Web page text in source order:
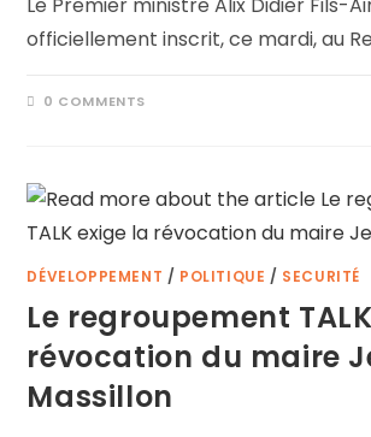
officiellement inscrit, ce mardi, au
0 COMMENTS
DÉVELOPPEMENT / POLITIQUE / SECURITÉ
Le regroupement
révocation du maire
Massillon